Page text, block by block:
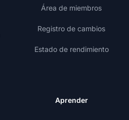
Área de miembros
Registro de cambios
Estado de rendimiento
Aprender